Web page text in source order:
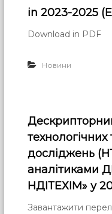
in 2023-2025
Download in PDF
Новини
досліджень
аналітиками
НДІТЕХІМ» у
Завантажити